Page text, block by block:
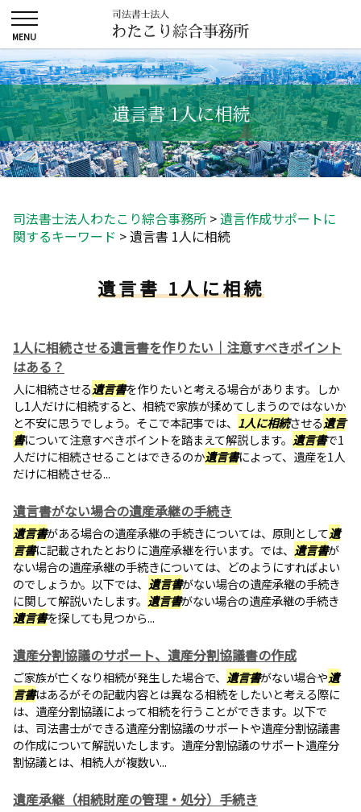
遺言書 1人に相続
司法書士法人わたこり綜合事務所 >遺言作成サポートに
関するキーワード >遺言書 1人に相続
遺言書 1人に相続
1人に相続させる遺言書を作りたい｜注意すべきポイント
はある？
人に相続させる遺言書を作りたいと考える場合があります。しか
し1人だけに相続すると、相続で家族が揉めてしまうのではないか
と不安に思うでしょう。そこで本記事では、 1人に相続させる遺言
書について注意すべきポイントを踏まえて解説します。 遺言書で1
人だけに相続させることはできるのか遺言書によって、遺産を1人
だけに相続させる...
遺言書がない場合の遺産承継の手続き
遺言書がある場合の遺産承継の手続きについては、原則として遺
言書に記載されたとおりに遺産承継を行います。では、 遺言書が
ない場合の遺産承継の手続きについては、どのようにすればよい
のでしょうか。以下では、 遺言書がない場合の遺産承継の手続き
に関して解説いたします。 遺言書がない場合の遺産承継の手続き
遺言書を探しても見つから...
遺産分割協議のサポート、遺産分割協議書の作成
ご家族が亡くなり相続が発生した場合で、 遺言書がない場合や遺
言書はあるがその記載内容とは異なる相続をしたいと考える際に
は、遺産分割協議によって相続を行うことができます。以下で
は、司法書士ができる遺産分割協議のサポートや遺産分割協議書
の作成について解説いたします。遺産分割協議のサポート遺産分
割協議とは、相続人が複数い...
遺産承継（相続財産の管理・処分）手続き